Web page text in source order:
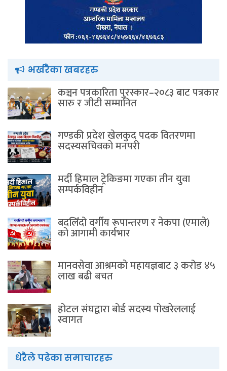
भर्खरैका खबरहरु
कञ्चन पत्रकारिता पुरस्कार–२०८३ बाट पत्रकार
सारु र जीटी सम्मानित
गण्डकी प्रदेश खेलकुद पदक वितरणमा
सदस्यसचिवकाे मनपरी
मर्दी हिमाल ट्रेकिङमा गएका तीन युवा
सम्पर्कविहीन
बदलिँदो वर्गीय रूपान्तरण र नेकपा (एमाले)
को आगामी कार्यभार
मानवसेवा आश्रमकाे‌ महायज्ञबाट ३ करोड ४५
लाख बढी बचत
होटल संघद्वारा बोर्ड सदस्य पोखरेललाई
स्वागत
धेरैले पढेका समाचारहरु